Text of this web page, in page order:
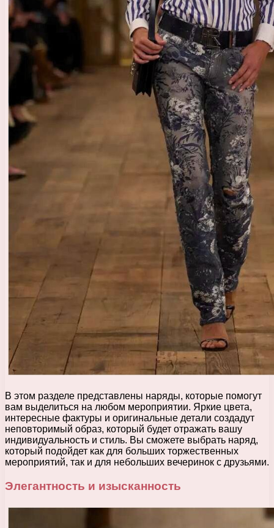
В этом разделе представлены наряды, которые помогут
вам выделиться на любом мероприятии. Яркие цвета,
интересные фактуры и оригинальные детали создадут
неповторимый образ, который будет отражать вашу
индивидуальность и стиль. Вы сможете выбрать наряд,
который подойдет как для больших торжественных
мероприятий, так и для небольших вечеринок с друзьями.
Элегантность и изысканность